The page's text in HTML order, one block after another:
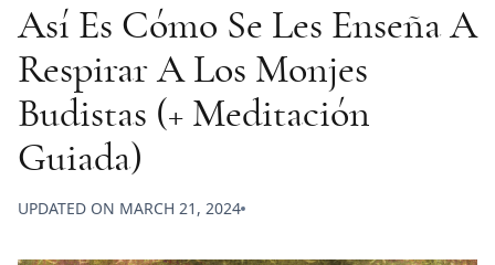
Así Es Cómo Se Les Enseña A
Respirar A Los Monjes
Budistas (+ Meditación
Guiada)
UPDATED ON MARCH 21, 2024